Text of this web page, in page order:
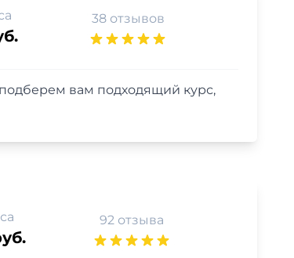
38 отзывов
вам подходящий курс,
92 отзыва